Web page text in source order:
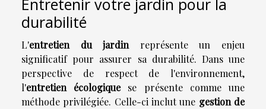
Entretenir votre jardin pour la
durabilité
L'entretien du jardin représente un enjeu
significatif pour assurer sa durabilité. Dans une
perspective de respect de l'environnement,
l'entretien écologiquese présente comme une
méthode privilégiée. Celle-ci inclut une gestion de